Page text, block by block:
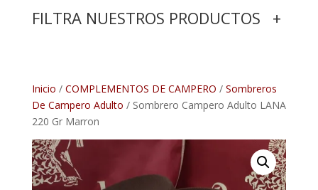
Inicio / COMPLEMENTOS DE CAMPERO / Sombreros
De Campero Adulto / Sombrero Campero Adulto LANA
220 Gr Marron
d
a
d
u
c
t
o
s
FILTRA NUESTROS PRODUCTOS +